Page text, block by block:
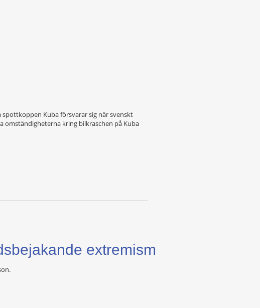
spottkoppen Kuba försvarar sig när svenskt
omständigheterna kring bilkraschen på Kuba
extremism